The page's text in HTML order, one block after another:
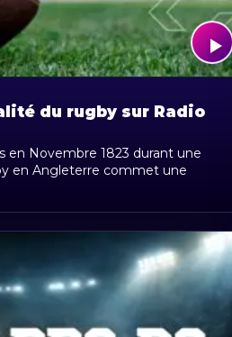
du rugby sur Radio
en Novembre 1823 durant une
en Angleterre commet une